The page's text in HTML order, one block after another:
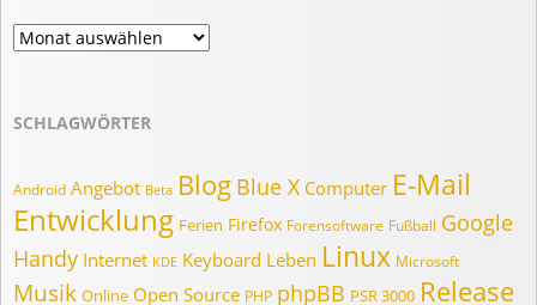
Beiträge
im
SCHLAGWÖRTER
Android Angebot Beta Blog Blue X Computer E-Mail
Entwicklung Ferien Firefox Forensoftware Fußball Google
Handy Internet KDE Keyboard Leben Linux Microsoft
Musik Online Open Source PHP phpBB PSR 3000 Release